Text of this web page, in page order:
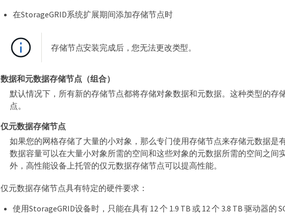
在StorageGRID系统扩展期间添加存储节点时
存储节点安装完成后，您无法更改类型。
数据和元数据存储节点（组合）
默认情况下，所有新的存储节点都将存储对象数据和元数据。这种类型的存
点。
仅元数据存储节点
如果您的网格存储了大量的小对象，那么专门使用存储节点来存储元数据是
数据容量可以在大量小对象所需的空间和这些对象的元数据所需的空间之间
外，高性能设备上托管的仅元数据存储节点可以提高性能。
仅元数据存储节点具有特定的硬件要求：
使用StorageGRID设备时，只能在具有 12 个 1.9 TB 或 12 个 3.8 TB 驱动器的